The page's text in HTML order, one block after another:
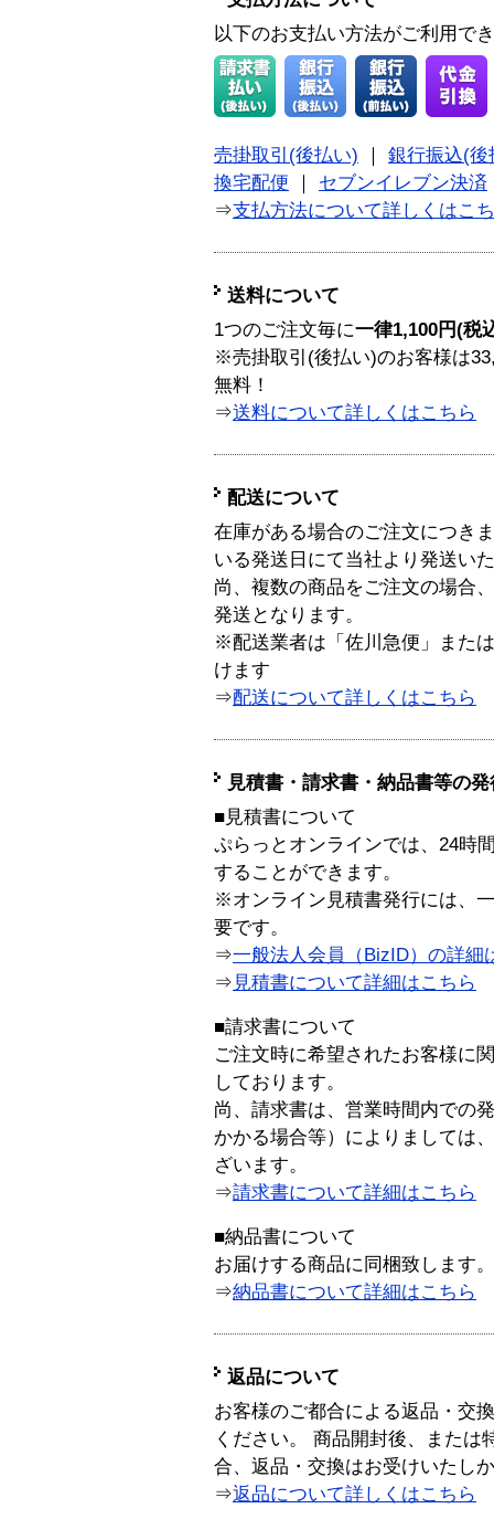
以下のお支払い方法がご利用で
売掛取引(後払い)
銀行振込(後
換宅配便
セブンイレブン決済
⇒支払方法について詳しくはこ
送料について
1つのご注文毎に一律1,100円(税
※売掛取引(後払い)のお客様は
無料！
⇒送料について詳しくはこちら
配送について
在庫がある場合のご注文につき
いる発送日にて当社より発送い
尚、複数の商品をご注文の場合
発送となります。
※配送業者は「佐川急便」また
けます
⇒配送について詳しくはこちら
見積書・請求書・納品書等の
■見積書について
ぷらっとオンラインでは、24時
することができます。
※オンライン見積書発行には、
要です。
⇒一般法人会員（BizID）の詳細
⇒ 見積書について詳細はこちら
■請求書について
ご注文時に希望されたお客様に
しております。
尚、請求書は、営業時間内での
かかる場合等）によりましては
ざいます。
⇒請求書について詳細はこちら
■納品書について
お届けする商品に同梱致します。
⇒納品書について詳細はこちら
返品について
お客様のご都合による返品・交
ください。 商品開封後、または
合、返品・交換はお受けいたし
⇒返品について詳しくはこちら